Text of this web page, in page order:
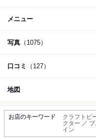
メニュー
写真 （1075）
口コミ （127）
地図
お店のキーワード
クラフトビ
クター ／
イン